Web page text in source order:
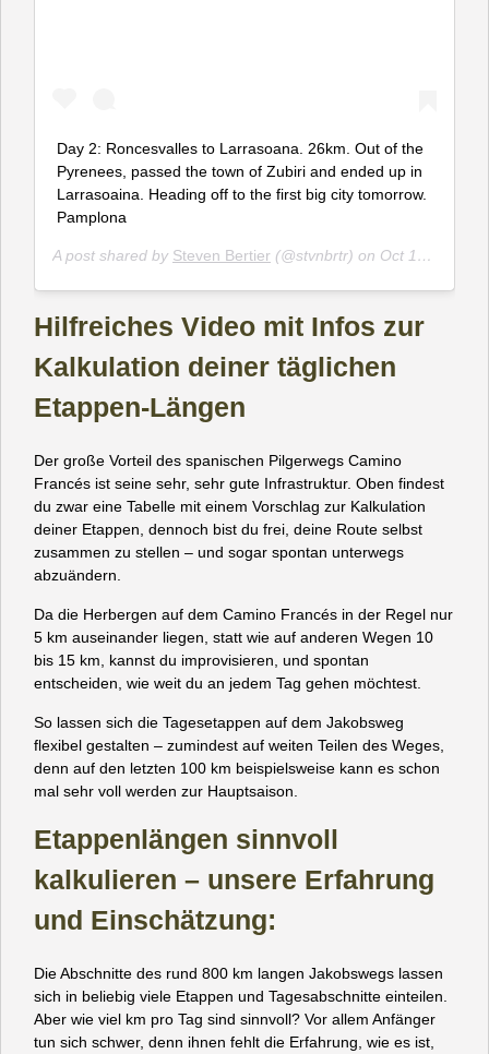
Day 2: Roncesvalles to Larrasoana. 26km. Out of the
Pyrenees, passed the town of Zubiri and ended up in
Larrasoaina. Heading off to the first big city tomorrow.
Pamplona
A post shared by Steven Bertier (@stvnbrtr) on Oct 18, 2016 at 2:32pm PDT
Hilfreiches Video mit Infos zur
Kalkulation deiner täglichen
Etappen-Längen
Der große Vorteil des spanischen Pilgerwegs Camino
Francés ist seine sehr, sehr gute Infrastruktur. Oben findest
du zwar eine Tabelle mit einem Vorschlag zur Kalkulation
deiner Etappen, dennoch bist du frei, deine Route selbst
zusammen zu stellen – und sogar spontan unterwegs
abzuändern.
Da die Herbergen auf dem Camino Francés in der Regel nur
5 km auseinander liegen, statt wie auf anderen Wegen 10
bis 15 km, kannst du improvisieren, und spontan
entscheiden, wie weit du an jedem Tag gehen möchtest.
So lassen sich die Tagesetappen auf dem Jakobsweg
flexibel gestalten – zumindest auf weiten Teilen des Weges,
denn auf den letzten 100 km beispielsweise kann es schon
mal sehr voll werden zur Hauptsaison.
Etappenlängen sinnvoll
kalkulieren – unsere Erfahrung
und Einschätzung:
Die Abschnitte des rund 800 km langen Jakobswegs lassen
sich in beliebig viele Etappen und Tagesabschnitte einteilen.
Aber wie viel km pro Tag sind sinnvoll? Vor allem Anfänger
tun sich schwer, denn ihnen fehlt die Erfahrung, wie es ist,